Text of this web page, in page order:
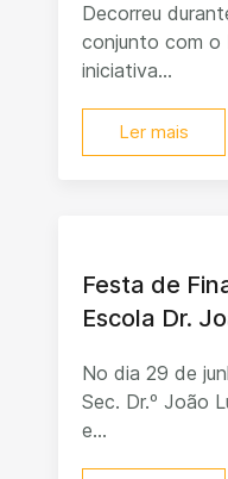
Decorreu
conjunto com o
iniciativa...
Ler mais
Festa de
Escola Dr.
No dia 29 de
Sec. Dr.º João
e...